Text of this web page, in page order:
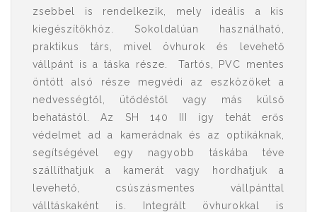
zsebbel is rendelkezik, mely ideális a kis
kiegészítőkhöz. Sokoldalúan használható,
praktikus társ, mivel övhurok és levehető
vállpánt is a táska része. Tartós, PVC mentes
öntött alsó része megvédi az eszközöket a
nedvességtől, ütődéstől vagy más külső
behatástól. Az SH 140 III így tehát erős
védelmet ad a kamerádnak és az optikáknak,
segítségével egy nagyobb táskába téve
szállíthatjuk a kamerát vagy hordhatjuk a
levehető, csúszásmentes vállpánttal
válltáskaként is. Integrált övhurokkal is